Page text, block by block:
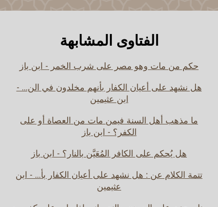
الفتاوى المشابهة
حكم من مات وهو مصر على شرب الخمر - ابن باز
هل نشهد على أعيان الكفار بأنهم مخلدون في الن... -
ابن عثيمين
ما مذهب أهل السنة فيمن مات من العصاة أو على
الكفر؟ - ابن باز
هل يُحكم على الكافر المُعَيَّن بالنار؟ - ابن باز
تتمة الكلام عن : هل نشهد على أعيان الكفار بأ... - ابن
عثيمين